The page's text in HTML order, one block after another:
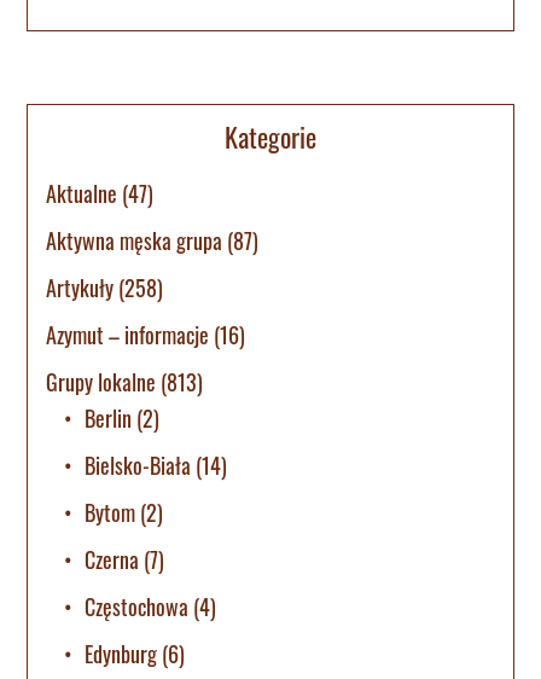
Kategorie
Aktualne (47)
Aktywna męska grupa (87)
Artykuły(258)
Azymut – informacje (16)
Grupy lokalne (813)
Berlin (2)
Bielsko-Biała (14)
Bytom(2)
Czerna (7)
Częstochowa (4)
Edynburg(6)